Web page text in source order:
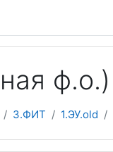
ф.о.)
3.ФИТ 1.ЭУ.old